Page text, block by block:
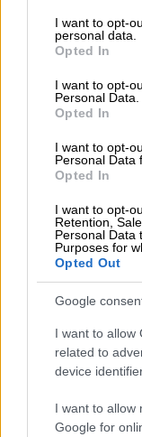
not limited to your
grant or deny
use your data for
consent section.
I want to opt-
personal data.
Opted In
I want to opt-
Personal Data.
Opted In
I want to opt-
Personal Data
Opted In
I want to opt-
Retention,
Personal Data
Purposes for
Opted Out
Google
I want to allow
related to
device
I want to allow
Google for
ΔΙΑΒΑΣΤΕ
Αθλητισμός
«Βόμβα»
Ο Τεντόγλου,
προπονητή
τον τίτλο
όλη την ήπειρο
Η ανακοίνωση
Ομοσπονδίας
Σκόπια. Η